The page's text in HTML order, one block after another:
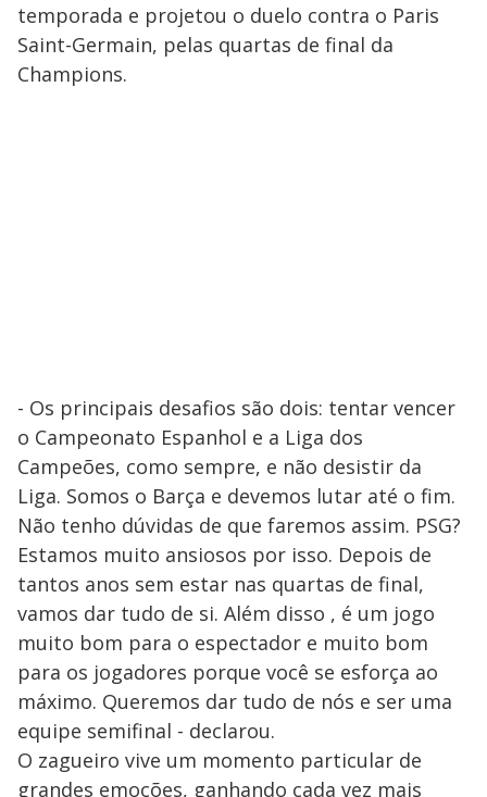
temporada e projetou o duelo contra o Paris
Saint-Germain, pelas quartas de final da
Champions.
- Os principais desafios são dois: tentar vencer
o Campeonato Espanhol e a Liga dos
Campeões, como sempre, e não desistir da
Liga. Somos o Barça e devemos lutar até o fim.
Não tenho dúvidas de que faremos assim. PSG?
Estamos muito ansiosos por isso. Depois de
tantos anos sem estar nas quartas de final,
vamos dar tudo de si. Além disso , é um jogo
muito bom para o espectador e muito bom
para os jogadores porque você se esforça ao
máximo. Queremos dar tudo de nós e ser uma
equipe semifinal - declarou.
O zagueiro vive um momento particular de
grandes emoções, ganhando cada vez mais